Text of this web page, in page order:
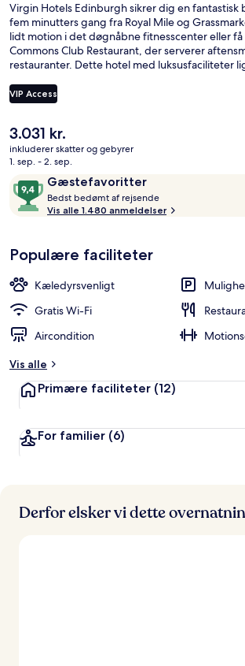
Virgin Hotels Edinburgh sikrer dig en
fem minutters gang fra Royal Mile og
lidt motion i det døgnåbne fitnesscenter eller
Commons Club Restaurant, der serverer
restauranter. Dette hotel med luksusfaciliteter
Rejsende er vilde med stedets behagelige
personale. Offentlig transport ligger kun en kort
Square Sporvognsstation ligger 10 minutter
VIP Access
Den
nuværende
pris
3.031 kr.
3.031 kr.
inkluderer skatter og gebyrer
1. sep. - 2. sep.
AnmeldelserGæstefavoritter
9,4
ud
af
Gæstefavoritter
Bedst bedømt af rejsende
e
a
f
d
e
Vis alle 1.480 anmeldelser
Populære faciliteter
Kæledyrsvenligt
Gratis Wi-Fi
Aircondition
Vis alle
Primære faciliteter (12)
For familier (6)
Derfor elsker vi dette